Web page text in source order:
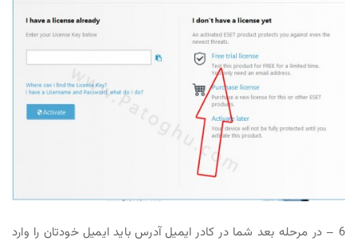
6 – در مرحله بعد شما در کادر ایمیل آدرس باید ایمیل خودتان را وارد